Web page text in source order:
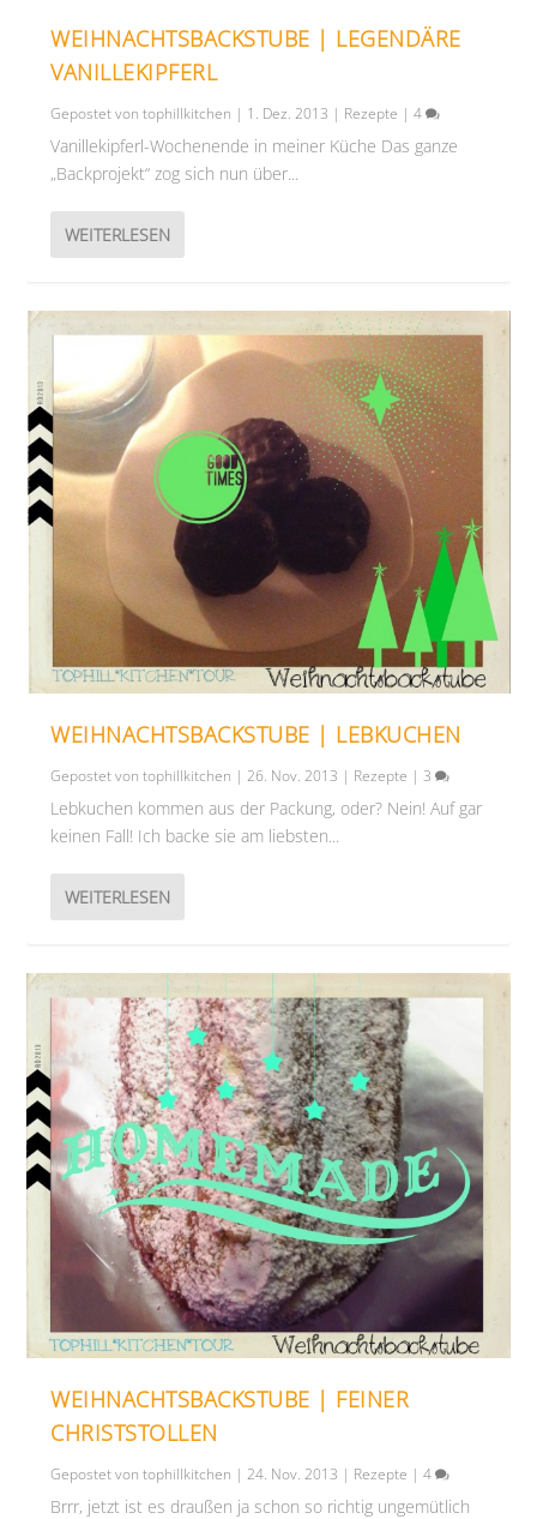
WEIHNACHTSBACKSTUBE | LEGENDÄRE
VANILLEKIPFERL
Gepostet vontophillkitchen | 1. Dez. 2013 | Rezepte |4
Vanillekipferl-Wochenende in meiner Küche Das ganze
„Backprojekt“ zog sich nun über...
WEITERLESEN
WEIHNACHTSBACKSTUBE | LEBKUCHEN
Gepostet vontophillkitchen |26. Nov. 2013 | Rezepte |3
Lebkuchen kommen aus der Packung, oder? Nein! Auf gar
keinen Fall! Ich backe sie am liebsten...
WEITERLESEN
WEIHNACHTSBACKSTUBE | FEINER
CHRISTSTOLLEN
Gepostet vontophillkitchen |24. Nov. 2013 | Rezepte |4
Brrr, jetzt ist es draußen ja schon so richtig ungemütlich